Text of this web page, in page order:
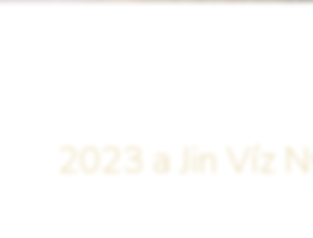
2023 a Jin Víz